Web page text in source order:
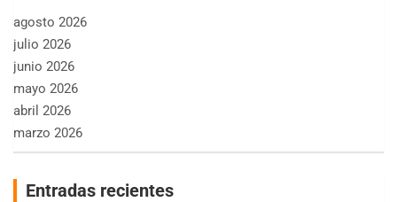
agosto 2026
julio 2026
junio 2026
mayo 2026
abril 2026
marzo 2026
Entradas recientes